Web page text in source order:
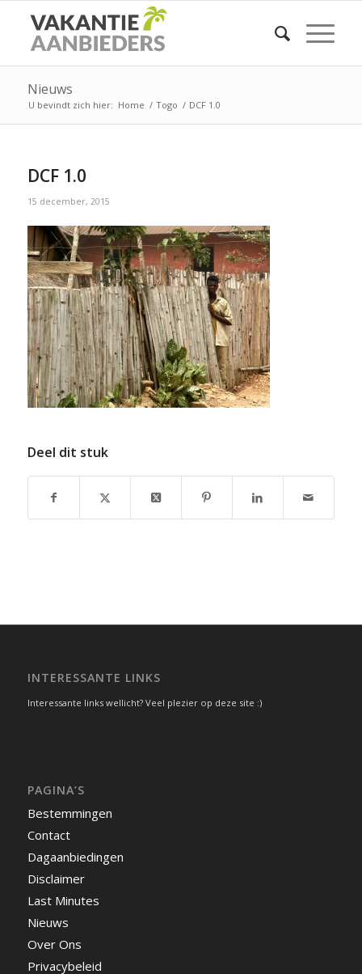
Nieuws
U bevindt zich hier: Home / Togo / DCF 1.0
DCF 1.0
15 december, 2015
Deel dit stuk
INTERESSANTE LINKS
Interessante links wellicht? Veel plezier op deze site :)
PAGINA’S
Bestemmingen
Contact
Dagaanbiedingen
Disclaimer
Last Minutes
Nieuws
Over Ons
Privacybeleid